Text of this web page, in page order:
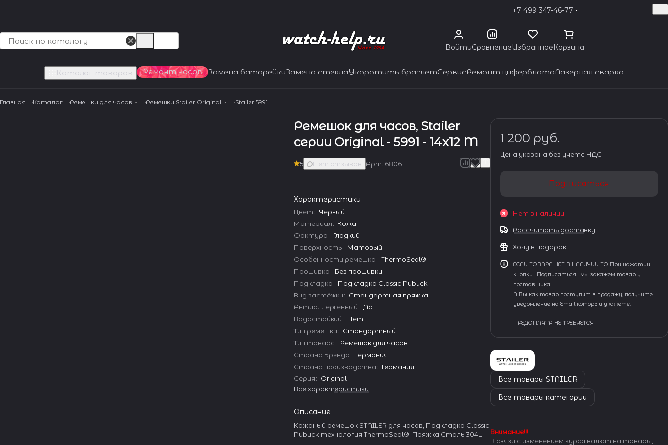
+7 499 347-46-77
ВойтиСравнениеИзбранноеКорзина
Каталог товаров Ремонт часов Замена батарейкиЗамена стеклаУкоротить браслетСервисРемонт циферблатаЛазерная сварка
Главная Каталог Ремешки для часов Ремешки Stailer Original Stailer 5991
Ремешок для часов, Stailer
серии Original - 5991 - 14x12 M
5 Нет отзывов Арт. 6806
Характеристики
Цвет: Чёрный
Материал: Кожа
Фактура: Гладкий
Поверхность: Матовый
Особенности ремешка: ThermoSeal®
Прошивка: Без прошивки
Подкладка: Подкладка Classic Nubuck
Вид застёжки: Стандартная пряжка
Антиаллергенный: Да
Водостойкий: Нет
Тип ремешка: Стандартный
Тип товара: Ремешок для часов
Страна Бренда: Германия
Страна производства: Германия
Серия: Original
Все характеристики
Описание
Кожаный ремешок STAILER для часов, Подкладка Classic
Nubuck технология ThermoSeal®. Пряжка Сталь 304L
1 200 руб.
Цена указана без учета НДС
Подписаться
Нет в наличии
Рассчитать доставку
Хочу в подарок
ЕСЛИ ТОВАРА НЕТ В НАЛИЧИИ ТО При нажатии
кнопки "Подписаться" мы закажем товар у
поставщика.
А Вы как товар поступит в продажу, получите
уведомление на Email который укажете.
ПРЕДОПЛАТА НЕ ТРЕБУЕТСЯ
Все товары STAILER
Все товары категории
Внимание!!!
В связи с изменением курса валют на товары,